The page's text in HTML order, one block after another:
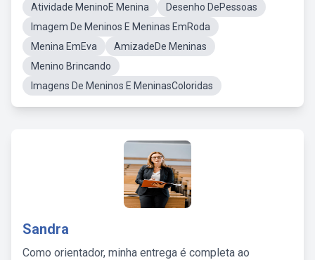
Atividade MeninoE Menina
Desenho DePessoas
Imagem De Meninos E Meninas EmRoda
Menina EmEva
AmizadeDe Meninas
Menino Brincando
Imagens De Meninos E MeninasColoridas
Sandra
Como orientador, minha entrega é completa ao